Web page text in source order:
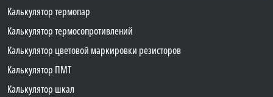
Калькулятор термопар
Калькулятор термосопротивлений
Калькулятор цветовой маркировки резисторов
Калькулятор ПМТ
Калькулятор шкал